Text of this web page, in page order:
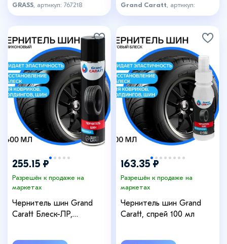
GRASS , артикул: 767218 Grand Caratt , артикул:
2504456
255.15 ₽
Разрешён к продаже на
маркетах
Чернитель шин Grand
Caratt Блеск-ЛР,
163.35 ₽
Разрешён к продаже на
маркетах
Чернитель шин Grand
Caratt, спрей 100 мл